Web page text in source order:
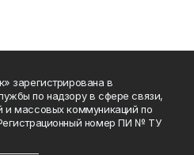
зарегистрирована в
по надзору в сфере связи,
и массовых коммуникаций по
номер ПИ № ТУ